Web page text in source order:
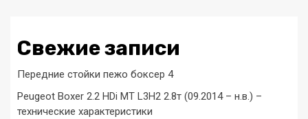
Свежие записи
Передние стойки пежо боксер 4
Peugeot Boxer 2.2 HDi MT L3H2 2.8т (09.2014 – н.в.) –
технические характеристики